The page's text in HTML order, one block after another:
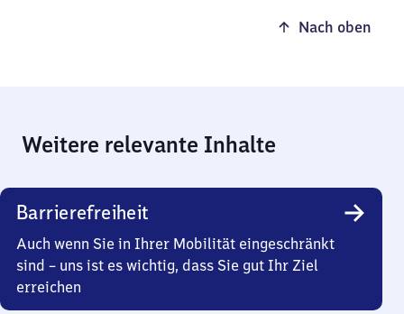
Nach oben
Weitere relevante Inhalte
Barrierefreiheit
Auch wenn Sie in Ihrer Mobilität eingeschränkt
sind – uns ist es wichtig, dass Sie gut Ihr Ziel
erreichen